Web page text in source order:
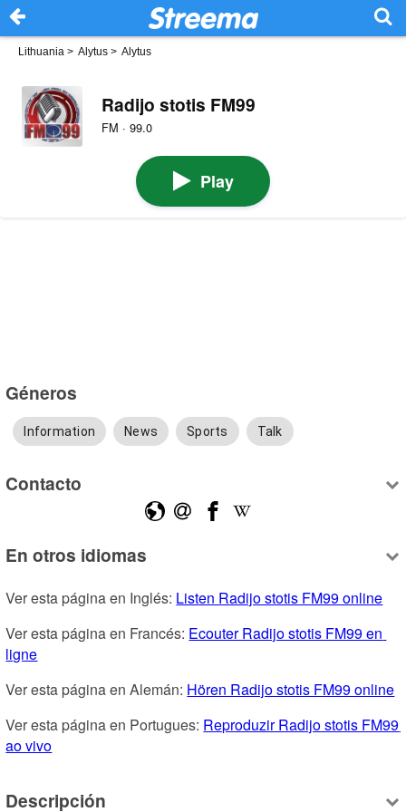
Lithuania > Alytus > Alytus
Radijo stotis FM99
FM · 99.0
Play
Géneros
Information News Sports Talk
Contacto
En otros idiomas
Ver esta página en Inglés: Listen Radijo stotis FM99 online
Ver esta página en Francés: Ecouter Radijo stotis FM99 en
ligne
Ver esta página en Alemán: Hören Radijo stotis FM99 online
Ver esta página en Portugues: Reproduzir Radijo stotis FM99
ao vivo
Descripción